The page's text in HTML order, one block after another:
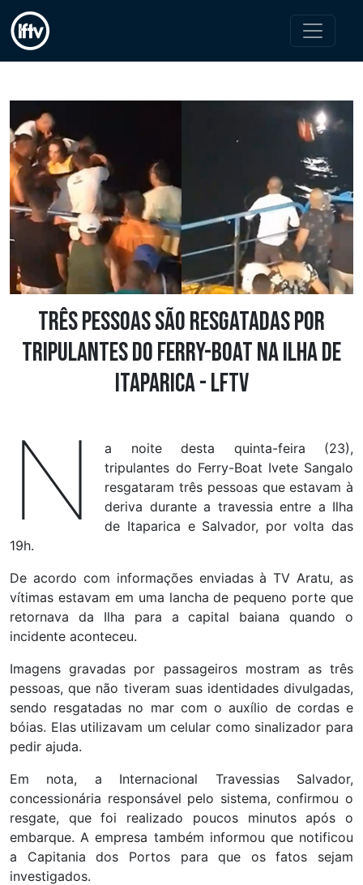
Três pessoas são resgatadas por
tripulantes do Ferry-Boat na Ilha de
Itaparica - LFTV
N
a noite desta quinta-feira (23),
tripulantes do Ferry-Boat Ivete Sangalo
resgataram três pessoas que estavam à
deriva durante a travessia entre a Ilha
de Itaparica e Salvador, por volta das
19h.
De acordo com informações enviadas à TV Aratu, as
vítimas estavam em uma lancha de pequeno porte que
retornava da Ilha para a capital baiana quando o
incidente aconteceu.
Imagens gravadas por passageiros mostram as três
pessoas, que não tiveram suas identidades divulgadas,
sendo resgatadas no mar com o auxílio de cordas e
bóias. Elas utilizavam um celular como sinalizador para
pedir ajuda.
Em nota, a Internacional Travessias Salvador,
concessionária responsável pelo sistema, confirmou o
resgate, que foi realizado poucos minutos após o
embarque. A empresa também informou que notificou
a Capitania dos Portos para que os fatos sejam
investigados.